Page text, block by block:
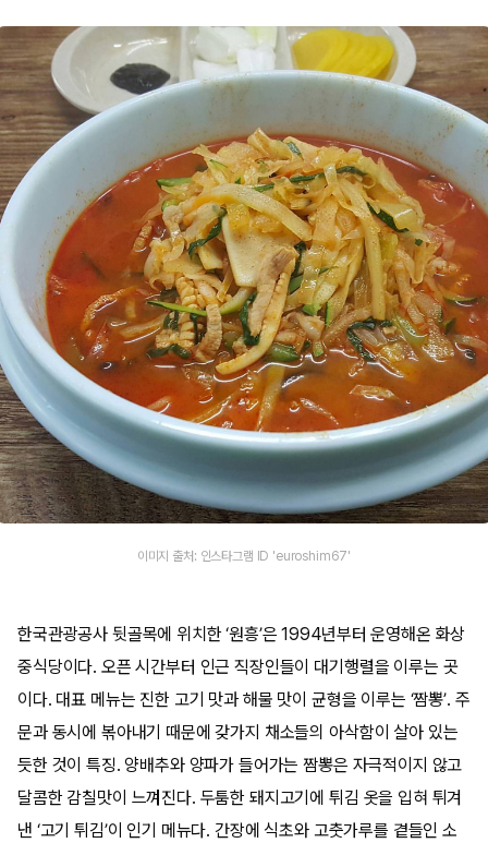
이미지 출처: 인스타그램 ID 'euroshim67'
한국관광공사 뒷골목에 위치한 ‘원흥’은 1994년부터 운영해온 화상
중식당이다. 오픈 시간부터 인근 직장인들이 대기행렬을 이루는 곳
이다. 대표 메뉴는 진한 고기 맛과 해물 맛이 균형을 이루는 ‘짬뽕’. 주
문과 동시에 볶아내기 때문에 갖가지 채소들의 아삭함이 살아 있는
듯한 것이 특징. 양배추와 양파가 들어가는 짬뽕은 자극적이지 않고
달콤한 감칠맛이 느껴진다. 두툼한 돼지고기에 튀김 옷을 입혀 튀겨
낸 ‘고기 튀김’이 인기 메뉴다. 간장에 식초와 고춧가루를 곁들인 소